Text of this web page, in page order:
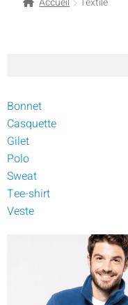
Bonnet
Casquette
Gilet
Polo
Sweat
Tee-shirt
Veste